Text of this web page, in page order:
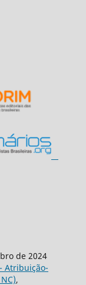
de 2024
Atribuição-
,